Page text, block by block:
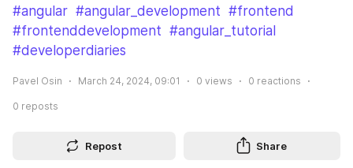
#angular #angular_development #frontend
#frontenddevelopment #angular_tutorial
#developerdiaries
Pavel Osin March 24, 2024, 09:01 0 views 0 reactions
0 reposts
Repost Share